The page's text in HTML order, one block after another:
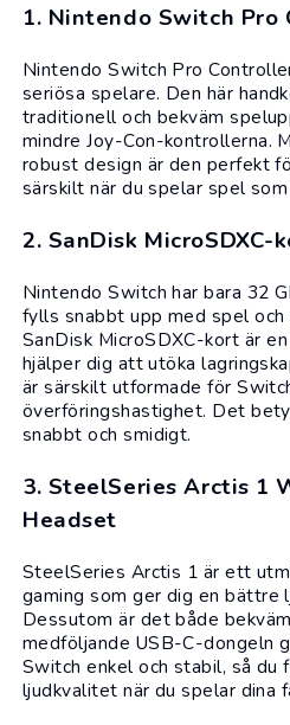
1. Nintendo Switch Pro
Nintendo Switch Pro
seriösa spelare. Den här
traditionell och bekväm
mindre Joy-Con-kontrollerna.
robust design är den perfekt
särskilt när du spelar spel
2. SanDisk MicroSDXC-
Nintendo Switch har bara 32
fylls snabbt upp med spel
SanDisk MicroSDXC-kort är
hjälper dig att utöka
är särskilt utformade för
överföringshastighet. Det
snabbt och smidigt.
3. SteelSeries Arctis 1
Headset
SteelSeries Arctis 1 är ett
gaming som ger dig en bättre
Dessutom är det både
medföljande USB-C-dongeln
Switch enkel och stabil, så du
ljudkvalitet när du spelar dina